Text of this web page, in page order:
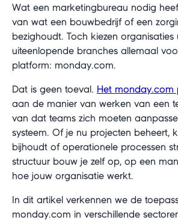
Wat een marketingbureau nodig
van wat een bouwbedrijf of een
bezighoudt. Toch kiezen organisaties
uiteenlopende branches allemaal
platform: monday.com.
Dat is geen toeval. Het monday.com
aan de manier van werken van een
van dat teams zich moeten
systeem. Of je nu projecten beheert,
bijhoudt of operationele processen
structuur bouw je zelf op, op een
hoe jouw organisatie werkt.
In dit artikel verkennen we de
monday.com in verschillende